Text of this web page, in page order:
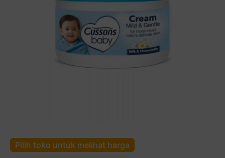
Pilih toko untuk melihat harga